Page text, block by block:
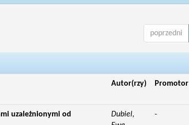
poprzedni
Autor(rzy) Promotor
uzależnionymi od
Dubiel,
-